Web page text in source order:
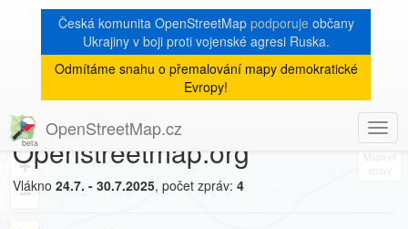
Česká komunita OpenStreetMap podporujeobčany
Ukrajiny v boji proti vojenské agresi Ruska.
Odmítáme snahu o přemalování mapy demokratické
Evropy!
OpenStreetMap.cz
8
+
−
« zpět na výpis měsíce
[Talk-cz]
Vektorové dlaždice na
Openstreetmap.org
Vlákno 24.7. - 30.7.2025, počet zpráv: 4